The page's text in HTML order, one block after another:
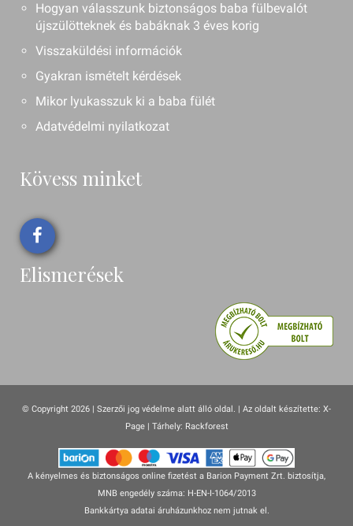
Hogyan válasszunk biztonságos baba fülbevalót
újszülötteknek és babáknak 3 éves korig
Visszaküldési információk
Gyakran ismételt kérdések
Mikor lyukasszuk ki a baba fülét
Adatvédelmi nyilatkozat
Kövess minket
Elismerések
© Copyright 2026 | Szerzői jog védelme alatt álló oldal. | Az oldalt készítette: X-
Page| Tárhely: Rackforest
A kényelmes és biztonságos online fizetést a Barion Payment Zrt. biztosítja,
MNB engedély száma: H-EN-I-1064/2013
Bankkártya adatai áruházunkhoz nem jutnak el.